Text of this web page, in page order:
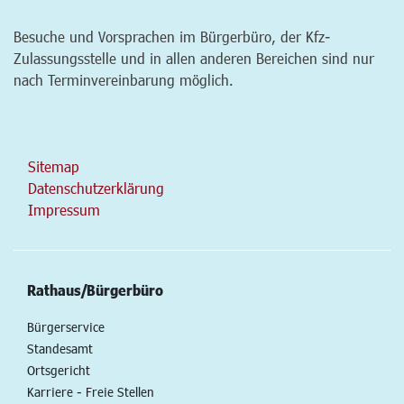
Besuche und Vorsprachen im Bürgerbüro, der Kfz-
Zulassungsstelle und in allen anderen Bereichen sind nur
nach Terminvereinbarung möglich.
Sitemap
Datenschutzerklärung
Impressum
Rathaus/Bürgerbüro
Bürgerservice
Standesamt
Ortsgericht
Karriere - Freie Stellen